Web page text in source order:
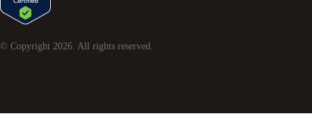
© Copyright 2026 . All rights reserved.